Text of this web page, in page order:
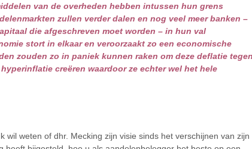
van de overheden hebben intussen hun grens
zullen verder dalen en nog veel meer banken –
die afgeschreven moet worden – in hun val
stort in elkaar en veroorzaakt zo een economische
zouden zo in paniek kunnen raken om deze deflatie tegen
creëren waardoor ze echter wel het hele
wil weten of dhr. Mecking zijn visie sinds het verschijnen van zijn